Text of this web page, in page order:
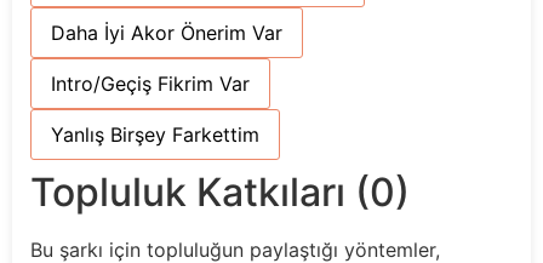
Daha İyi Akor Önerim Var
Intro/Geçiş Fikrim Var
Yanlış Birşey Farkettim
Topluluk Katkıları (0)
Bu şarkı için topluluğun paylaştığı yöntemler,